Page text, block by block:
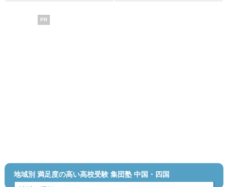
PR
地域別 満足度の高い高校受験 集団塾 中国・四国